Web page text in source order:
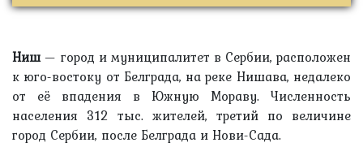
Ниш— город и муниципалитет в Сербии, расположен
к юго-востоку от Белграда, на реке Нишава, недалеко
от её впадения в Южную Мораву. Численность
населения 312 тыс. жителей, третий по величине
город Сербии, после Белграда и Нови-Сада.